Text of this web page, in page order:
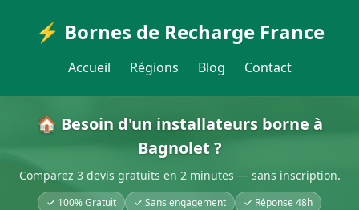
⚡ Bornes de Recharge France
Accueil Régions Blog Contact
🏠 Besoin d'un installateurs borne à
Bagnolet ?
Comparez 3 devis gratuits en 2 minutes — sans inscription.
✓ 100% Gratuit ✓ Sans engagement ✓ Réponse 48h